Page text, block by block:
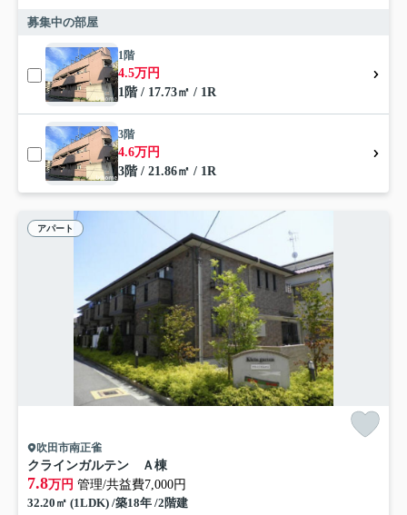
募集中の部屋
1階
4.5万円
1階 / 17.73㎡ / 1R
3階
4.6万円
3階 / 21.86㎡ / 1R
アパート
吹田市南正雀
クラインガルテン Ａ棟
7.8万円 管理/共益費7,000円
32.20㎡ (1LDK) /築18年 /2階建